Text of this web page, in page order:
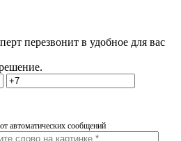
перезвонит в удобное для вас
автоматических сообщений